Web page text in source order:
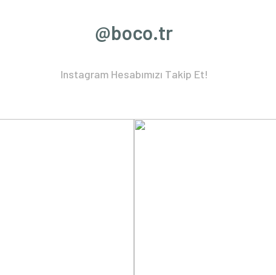
@boco.tr
Instagram Hesabımızı Takip Et!